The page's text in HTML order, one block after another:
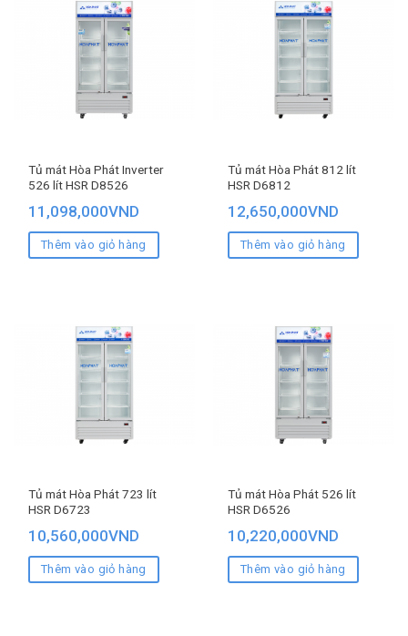
Tủ mát Hòa Phát Inverter
526 lít HSR D8526
11,098,000VND
Thêm vào giỏ hàng
Tủ mát Hòa Phát 812 lít
HSR D6812
12,650,000VND
Thêm vào giỏ hàng
Tủ mát Hòa Phát 723 lít
HSR D6723
10,560,000VND
Thêm vào giỏ hàng
Tủ mát Hòa Phát 526 lít
HSR D6526
10,220,000VND
Thêm vào giỏ hàng